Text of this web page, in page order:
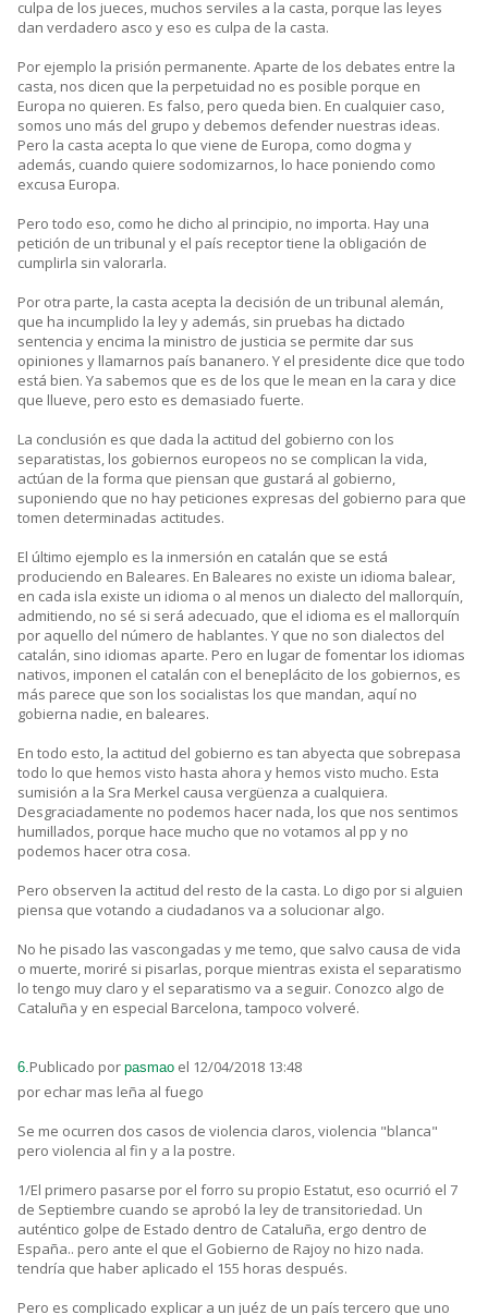
culpa de los jueces, muchos serviles a la casta, porque las leyes
dan verdadero asco y eso es culpa de la casta.
Por ejemplo la prisión permanente. Aparte de los debates entre la
casta, nos dicen que la perpetuidad no es posible porque en
Europa no quieren. Es falso, pero queda bien. En cualquier caso,
somos uno más del grupo y debemos defender nuestras ideas.
Pero la casta acepta lo que viene de Europa, como dogma y
además, cuando quiere sodomizarnos, lo hace poniendo como
excusa Europa.
Pero todo eso, como he dicho al principio, no importa. Hay una
petición de un tribunal y el país receptor tiene la obligación de
cumplirla sin valorarla.
Por otra parte, la casta acepta la decisión de un tribunal alemán,
que ha incumplido la ley y además, sin pruebas ha dictado
sentencia y encima la ministro de justicia se permite dar sus
opiniones y llamarnos país bananero. Y el presidente dice que todo
está bien. Ya sabemos que es de los que le mean en la cara y dice
que llueve, pero esto es demasiado fuerte.
La conclusión es que dada la actitud del gobierno con los
separatistas, los gobiernos europeos no se complican la vida,
actúan de la forma que piensan que gustará al gobierno,
suponiendo que no hay peticiones expresas del gobierno para que
tomen determinadas actitudes.
El último ejemplo es la inmersión en catalán que se está
produciendo en Baleares. En Baleares no existe un idioma balear,
en cada isla existe un idioma o al menos un dialecto del mallorquín,
admitiendo, no sé si será adecuado, que el idioma es el mallorquín
por aquello del número de hablantes. Y que no son dialectos del
catalán, sino idiomas aparte. Pero en lugar de fomentar los idiomas
nativos, imponen el catalán con el beneplácito de los gobiernos, es
más parece que son los socialistas los que mandan, aquí no
gobierna nadie, en baleares.
En todo esto, la actitud del gobierno es tan abyecta que sobrepasa
todo lo que hemos visto hasta ahora y hemos visto mucho. Esta
sumisión a la Sra Merkel causa vergüenza a cualquiera.
Desgraciadamente no podemos hacer nada, los que nos sentimos
humillados, porque hace mucho que no votamos al pp y no
podemos hacer otra cosa.
Pero observen la actitud del resto de la casta. Lo digo por si alguien
piensa que votando a ciudadanos va a solucionar algo.
No he pisado las vascongadas y me temo, que salvo causa de vida
o muerte, moriré si pisarlas, porque mientras exista el separatismo
lo tengo muy claro y el separatismo va a seguir. Conozco algo de
Cataluña y en especial Barcelona, tampoco volveré.
6.Publicado por pasmao el 12/04/2018 13:48
por echar mas leña al fuego
Se me ocurren dos casos de violencia claros, violencia "blanca"
pero violencia al fin y a la postre.
1/El primero pasarse por el forro su propio Estatut, eso ocurrió el 7
de Septiembre cuando se aprobó la ley de transitoriedad. Un
auténtico golpe de Estado dentro de Cataluña, ergo dentro de
España.. pero ante el que el Gobierno de Rajoy no hizo nada.
tendría que haber aplicado el 155 horas después.
Pero es complicado explicar a un juéz de un país tercero que uno